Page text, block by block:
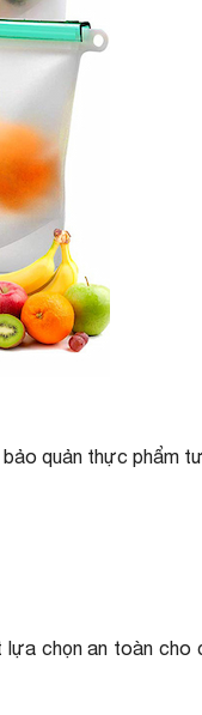
quản thực phẩm
chọn an toàn cho